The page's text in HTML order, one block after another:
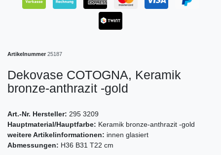
Artikelnummer 25187
Dekovase COTOGNA, Keramik
bronze-anthrazit -gold
Art.-Nr. Hersteller: 295 3209
Hauptmaterial/Hauptfarbe: Keramik bronze-anthrazit -gold
weitere Artikelinformationen: innen glasiert
Abmessungen: H36 B31 T22 cm